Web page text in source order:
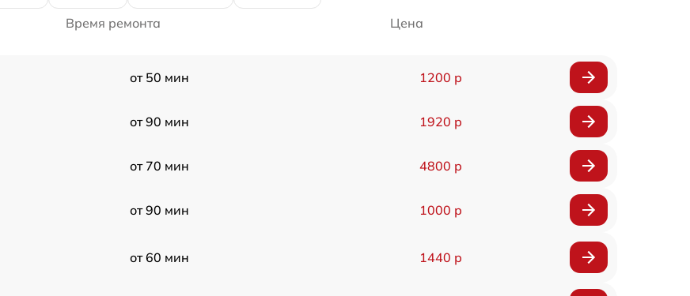
Время ремонта Цена
от 50 мин 1200 р
от 90 мин 1920 р
от 70 мин 4800 р
от 90 мин 1000 р
от 60 мин 1440 р